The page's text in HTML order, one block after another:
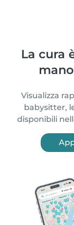
La cura
Visualizza
babysitter,
disponibili